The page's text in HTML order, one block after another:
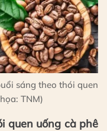
sáng theo thói quen
TNM)
quen uống cà phê